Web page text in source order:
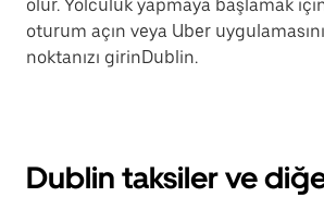
olur. Yolculuk yapmaya başlamak
oturum açın veya Uber uygulamasını
noktanızı girinDublin.
Dublin taksiler ve